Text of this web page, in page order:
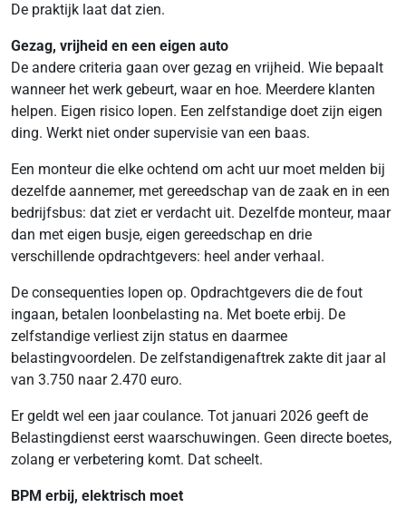
De praktijk laat dat zien.
Gezag, vrijheid en een eigen auto
De andere criteria gaan over gezag en vrijheid. Wie bepaalt
wanneer het werk gebeurt, waar en hoe. Meerdere klanten
helpen. Eigen risico lopen. Een zelfstandige doet zijn eigen
ding. Werkt niet onder supervisie van een baas.
Een monteur die elke ochtend om acht uur moet melden bij
dezelfde aannemer, met gereedschap van de zaak en in een
bedrijfsbus: dat ziet er verdacht uit. Dezelfde monteur, maar
dan met eigen busje, eigen gereedschap en drie
verschillende opdrachtgevers: heel ander verhaal.
De consequenties lopen op. Opdrachtgevers die de fout
ingaan, betalen loonbelasting na. Met boete erbij. De
zelfstandige verliest zijn status en daarmee
belastingvoordelen. De zelfstandigenaftrek zakte dit jaar al
van 3.750 naar 2.470 euro.
Er geldt wel een jaar coulance. Tot januari 2026 geeft de
Belastingdienst eerst waarschuwingen. Geen directe boetes,
zolang er verbetering komt. Dat scheelt.
BPM erbij, elektrisch moet